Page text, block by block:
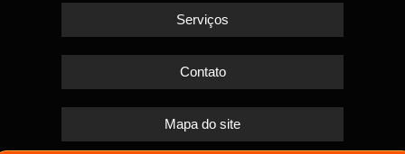
Serviços
Contato
Mapa do site